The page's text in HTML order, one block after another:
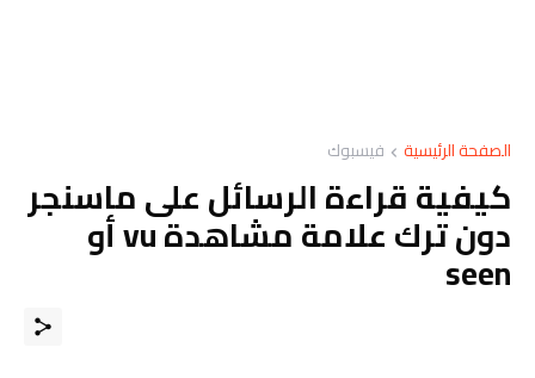
الصفحة الرئيسية فيسبوك
كيفية قراءة الرسائل على ماسنجر
دون ترك علامة مشاهدة vu أو
seen